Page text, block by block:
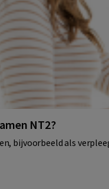
NT2?
bijvoorbeeld als